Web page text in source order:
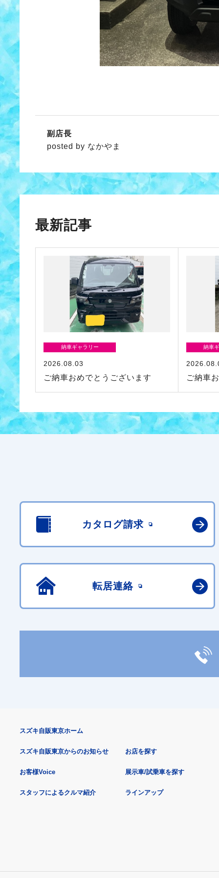
副店長
posted by なかやま
最新記事
納車ギャラリー
2026.08.03
ご納車おめでとうございます
納車
ご納車
カタログ請求
転居連絡
スズキ自販東京ホーム
スズキ自販東京からのお知らせ
お客様Voice
スタッフによるクルマ紹介
お店を探す
展示車/試乗車を探す
ラインアップ